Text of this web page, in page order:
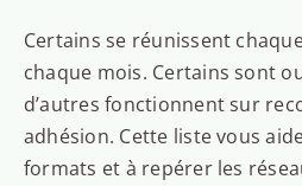
Certains se réunissent
chaque mois. Certains sont
d’autres fonctionnent sur
adhésion. Cette liste vous
formats et à repérer les